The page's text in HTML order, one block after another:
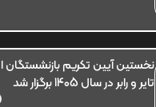
نخستین آیین تکریم بازنشستگان
تایر و رابر در سال 1405 برگزار شد